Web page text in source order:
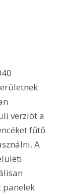
verziót a
fűtő
A
panelek